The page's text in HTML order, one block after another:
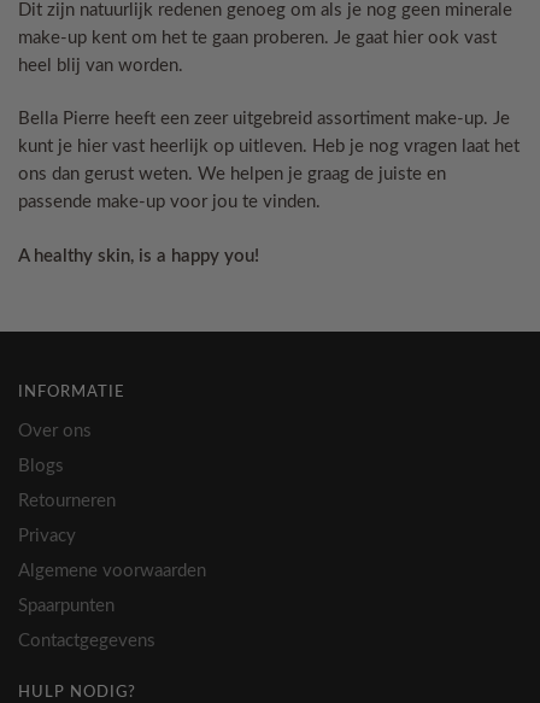
Dit zijn natuurlijk redenen genoeg om als je nog geen minerale
make-up kent om het te gaan proberen. Je gaat hier ook vast
heel blij van worden.
Bella Pierre heeft een zeer uitgebreid assortiment make-up. Je
kunt je hier vast heerlijk op uitleven. Heb je nog vragen laat het
ons dan gerust weten. We helpen je graag de juiste en
passende make-up voor jou te vinden.
A healthy skin, is a happy you!
INFORMATIE
Over ons
Blogs
Retourneren
Privacy
Algemene voorwaarden
Spaarpunten
Contactgegevens
HULP NODIG?